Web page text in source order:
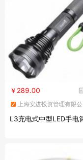
￥289.00
上海安进投资管理有限公
L3充电式中型LED手电